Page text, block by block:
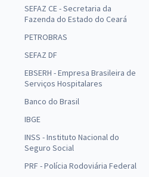
SEFAZ CE - Secretaria da
Fazenda do Estado do Ceará
PETROBRAS
SEFAZ DF
EBSERH - Empresa Brasileira de
Serviços Hospitalares
Banco do Brasil
IBGE
INSS - Instituto Nacional do
Seguro Social
PRF - Polícia Rodoviária Federal